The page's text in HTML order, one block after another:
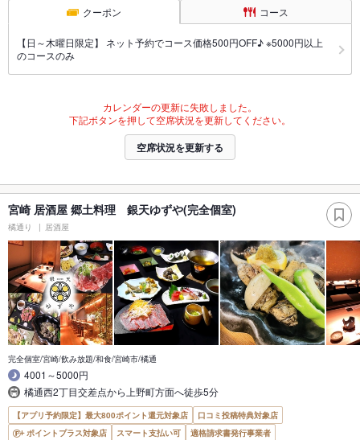
クーポン コース
【日～木曜日限定】 ネット予約でコース価格500円OFF♪ ※5000円以上
のコースのみ
カレンダーの更新に失敗しました。
下記ボタンを押して空席状況を更新してください。
空席状況を更新する
宮崎 居酒屋 郷土料理 銀天ゆずや(完全個室)
橘通り 居酒屋
完全個室/宮崎/飲み放題/和食/宮崎市/橘通
4001～5000円
橘通西2丁目交差点から上野町方面へ徒歩5分
【アプリ予約限定】最大800ポイント還元対象店
口コミ投稿特典対象店
ポイントプラス対象店
スマート支払い可 適格請求書発行事業者